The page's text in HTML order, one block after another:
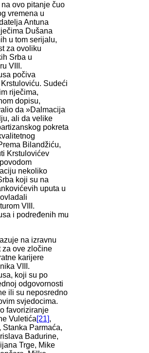
ovo pitanje čuo
vremena u
Antuna
Dušana
u tom serijalu,
za ovoliku
Srba u
VIII.
počiva
Sudeći
riječima,
dopisu,
da »Dalmacija
ali da velike
pokreta
Bilandžiću,
Krstulovićev
nekoliko
koji su na
uputa u
VIII.
i podređenih mu
na izravnu
za ove zločine
karijere
VIII.
koji su po
odgovornosti
ili su neposredno
svjedocima.
favoriziranje
Vuletića[21],
, Stanka Parmaća,
Badurine,
Trge, Mike